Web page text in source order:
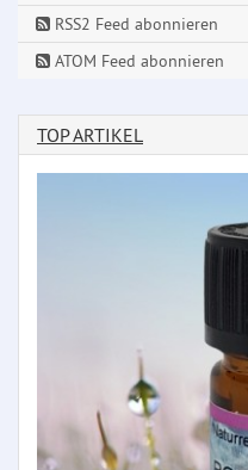
RSS2 Feed abonnieren
ATOM Feed abonnieren
TOP ARTIKEL